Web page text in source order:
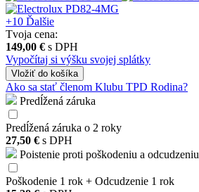
+10 Ďalšie
Tvoja cena:
149,00 € s DPH
Vypočítaj si výšku svojej splátky
Vložiť do košíka
Ako sa stať členom Klubu TPD Rodina?
Predĺžená záruka
Predĺžená záruka o 2 roky
27,50 € s DPH
Poistenie proti poškodeniu a odcudzeniu
Poškodenie 1 rok + Odcudzenie 1 rok